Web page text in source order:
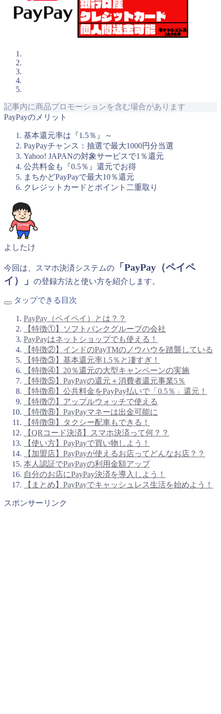
記事内に商品プロモーションを含む場合があります
PayPayのメリット
基本還元率は『1.5％』～
PayPayチャンス：抽選で最大1000円分当選
Yahoo! JAPANの対象サービスで1％還元
公共料金も『0.5％』還元でお得
まちかどPayPayで最大10％還元
クレジットカードとポイント二重取り
よしたけ
今回は、スマホ決済システムの
「PayPay（ペイペ
イ）」
の登録方法と使い方を紹介します。
タップできる目次
PayPay（ペイペイ）とは？？
【特徴①】ソフトバンクグループの会社
PayPayはネットショップでも使える！
【特徴②】インドのPayTMのノウハウを踏襲している
【特徴③】基本還元率1.5％と凄すぎ！
【特徴④】20％還元の大型キャンペーンの実施
【特徴⑤】 PayPayの還元＋消費者還元事業5％
【特徴⑥】公共料金をPayPay払いで「0.5％」還元！
【特徴⑦】アップルウォッチで使える
【特徴⑧】PayPayマネーは出金可能に
【特徴⑨】タクシー配車もできる！
【QRコード決済】スマホ決済って何？？
【使い方】PayPayで買い物しよう！
【加盟店】PayPayが使えるお店ってどんなお店？？
本人認証でPayPayの利用金額アップ
自分のお店にPayPay決済を導入しよう！
【まとめ】PayPayでキャッシュレス生活を始めよう！
スポンサーリンク